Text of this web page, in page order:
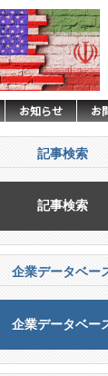
お知らせ お
記事検索
記事検索
企業データベー
企業データベー